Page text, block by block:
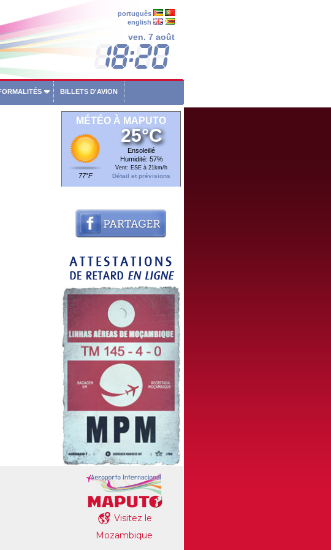
português
english
ven. 7 août
BILLETS D'AVION
MÉTÉO À MAPUTO
77°F
25°C
Ensoleillé
Humidité: 57%
Vent: ESE à 21km/h
Détail et prévisions
Visitez le
Mozambique